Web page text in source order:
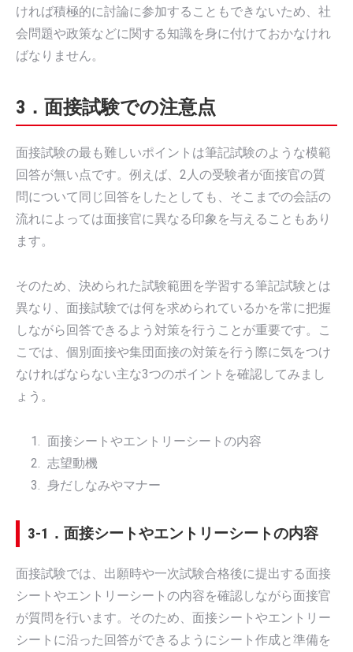
ければ積極的に討論に参加することもできないため、社
会問題や政策などに関する知識を身に付けておかなけれ
ばなりません。
3．面接試験での注意点
面接試験の最も難しいポイントは筆記試験のような模範
回答が無い点です。例えば、2人の受験者が面接官の質
問について同じ回答をしたとしても、そこまでの会話の
流れによっては面接官に異なる印象を与えることもあり
ます。
そのため、決められた試験範囲を学習する筆記試験とは
異なり、面接試験では何を求められているかを常に把握
しながら回答できるよう対策を行うことが重要です。こ
こでは、個別面接や集団面接の対策を行う際に気をつけ
なければならない主な3つのポイントを確認してみまし
ょう。
面接シートやエントリーシートの内容
志望動機
身だしなみやマナー
3-1．面接シートやエントリーシートの内容
面接試験では、出願時や一次試験合格後に提出する面接
シートやエントリーシートの内容を確認しながら面接官
が質問を行います。そのため、面接シートやエントリー
シートに沿った回答ができるようにシート作成と準備を